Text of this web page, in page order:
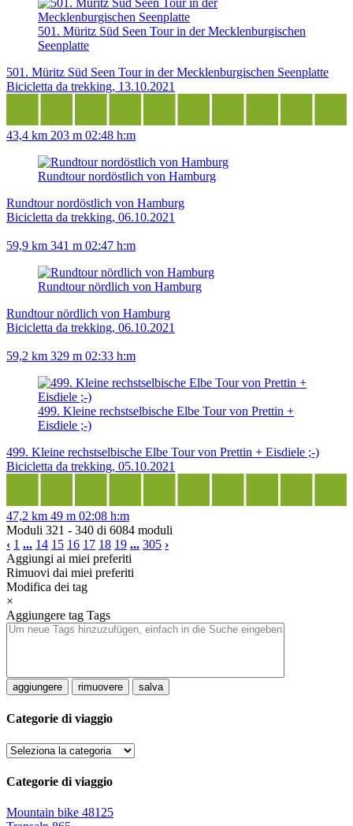
501. Müritz Süd Seen Tour in der Mecklenburgischen
Seenplatte
501. Müritz Süd Seen Tour in der Mecklenburgischen Seenplatte
Bicicletta da trekking, 13.10.2021
43,4 km 203 m 02:48 h:m
Rundtour nordöstlich von Hamburg
Rundtour nordöstlich von Hamburg
Bicicletta da trekking, 06.10.2021
59,9 km 341 m 02:47 h:m
Rundtour nördlich von Hamburg
Rundtour nördlich von Hamburg
Bicicletta da trekking, 06.10.2021
59,2 km 329 m 02:33 h:m
499. Kleine rechstselbische Elbe Tour von Prettin +
Eisdiele ;-)
499. Kleine rechstselbische Elbe Tour von Prettin + Eisdiele ;-)
Bicicletta da trekking, 05.10.2021
47,2 km 49 m 02:08 h:m
Moduli 321 - 340 di 6084 moduli
‹ 1 ... 14 15 16 17 18 19 ... 305 ›
Aggiungi ai miei preferiti
Rimuovi dai miei preferiti
Modifica dei tag
×
Aggiungere tag Tags
aggiungere rimuovere salva
Categorie di viaggio
Categorie di viaggio
Mountain bike 48125